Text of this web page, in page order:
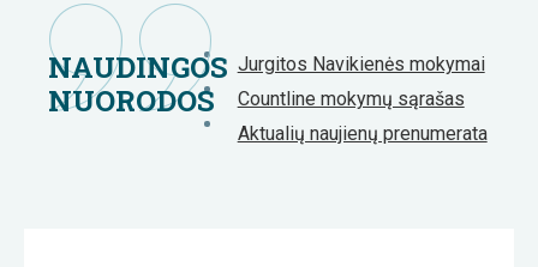
NAUDINGOS
NUORODOS
Jurgitos Navikienės mokymai
Countline mokymų sąrašas
Aktualių naujienų prenumerata